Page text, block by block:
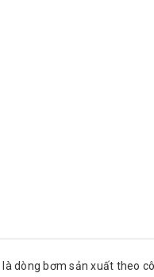
là dòng bơm sản xuất theo